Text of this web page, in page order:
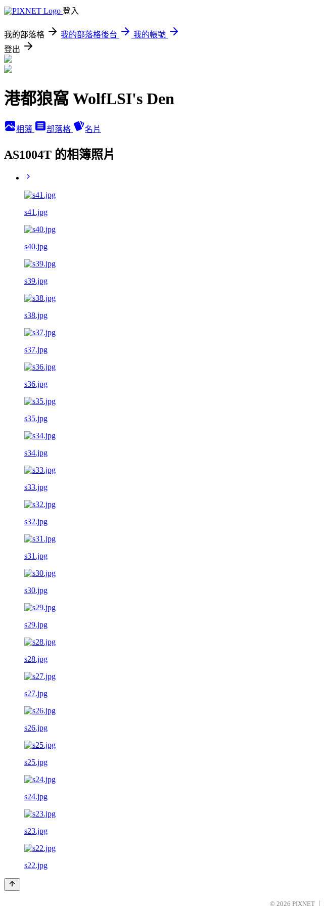
登入
我的部落格 我的部落格後台
我的帳號
登出
港都狼窩 WolfLSI's Den
相簿 部落格 名片
AS1004T 的相簿照片
s41.jpg
s40.jpg
s39.jpg
s38.jpg
s37.jpg
s36.jpg
s35.jpg
s34.jpg
s33.jpg
s32.jpg
s31.jpg
s30.jpg
s29.jpg
s28.jpg
s27.jpg
s26.jpg
s25.jpg
s24.jpg
s23.jpg
s22.jpg
© 2026 PIXNET